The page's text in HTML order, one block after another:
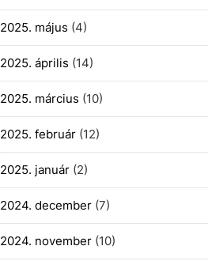
2025. május (4)
2025. április (14)
2025. március (10)
2025. február(12)
2025. január(2)
2024. december(7)
2024. november(10)